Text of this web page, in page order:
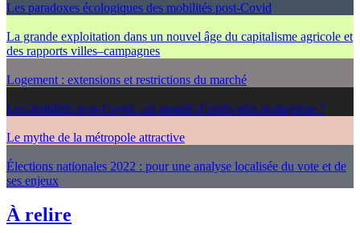
Les paradoxes écologiques des mobilités post-Covid
La grande exploitation dans un nouvel âge du capitalisme agricole et
des rapports villes–campagnes
Logement : extensions et restrictions du marché
Les mobilités post-Covid : un monde d’après plus écologique ?
Le mythe de la métropole attractive
Élections nationales 2022 : pour une analyse localisée du vote et de
ses enjeux
À relire